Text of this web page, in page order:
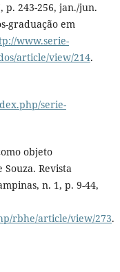
p. 243-256, jan./jun.
graduação em
www.serie-
article/view/214.
serie-
objeto
Revista
n. 1, p. 9-44,
rbhe/article/view/273.